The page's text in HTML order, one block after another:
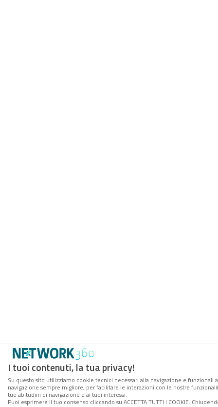
I tuoi contenuti, la tua privacy!
Su questo sito utilizziamo cookie tecnici necessari alla navigazione e
navigazione sempre migliore, per facilitare le interazioni con le nostre
tue abitudini di navigazione e ai tuoi interessi.
Puoi esprimere il tuo consenso cliccando su ACCETTA TUTTI I COOKIE.